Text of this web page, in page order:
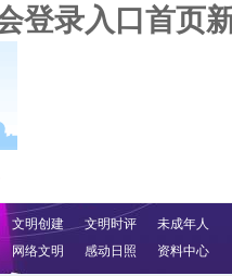
登录入口首页
文明创建 文明时评
未成年人
网络文明
感动日照 资料中心